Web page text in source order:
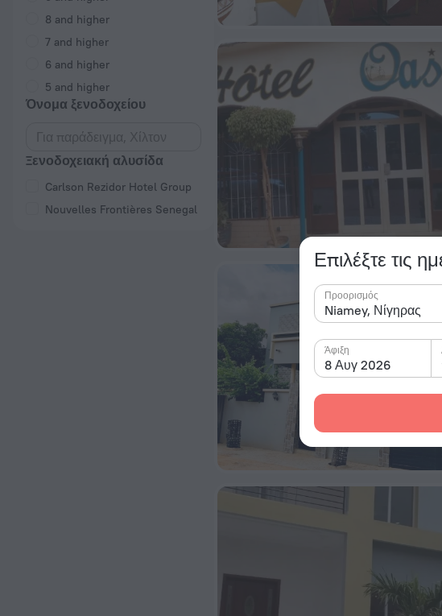
Επιλέξτε τις
Προορισμός
8 Αυγ 2026
Άφιξη
8 and higher
7 and higher
6 and higher
5 and higher
Όνομα ξενοδοχείου
Ξενοδοχειακή αλυσίδα
Carlson Rezidor Hotel Group
Nouvelles Frontières Senegal